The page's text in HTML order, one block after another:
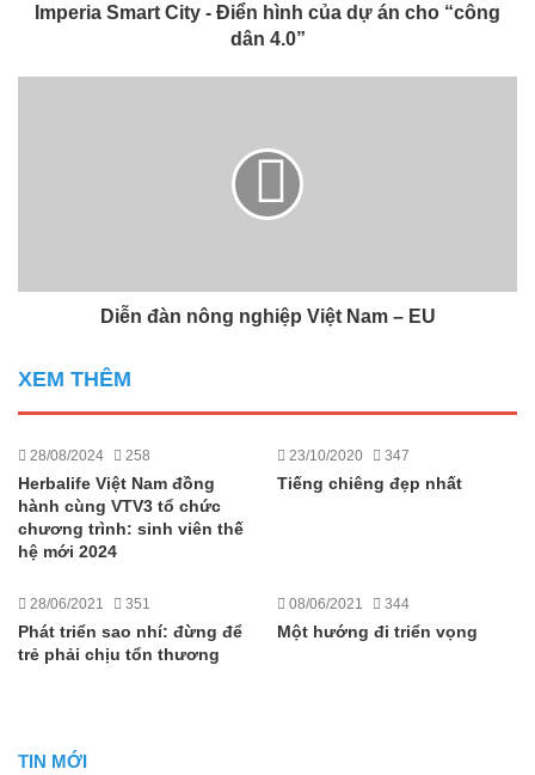
Imperia Smart City - Điển hình của dự án cho “công
dân 4.0”
Diễn đàn nông nghiệp Việt Nam – EU
XEM THÊM
28/08/2024 258
Herbalife Việt Nam đồng
hành cùng VTV3 tổ chức
chương trình: sinh viên thế
hệ mới 2024
23/10/2020 347
Tiếng chiêng đẹp nhất
28/06/2021 351
Phát triển sao nhí: đừng để
trẻ phải chịu tổn thương
08/06/2021 344
Một hướng đi triển vọng
TIN MỚI